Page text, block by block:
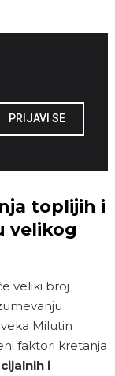
PRIJAVI SE
toplijih i
velikog
veliki broj
Milutin
faktori kretanja
i